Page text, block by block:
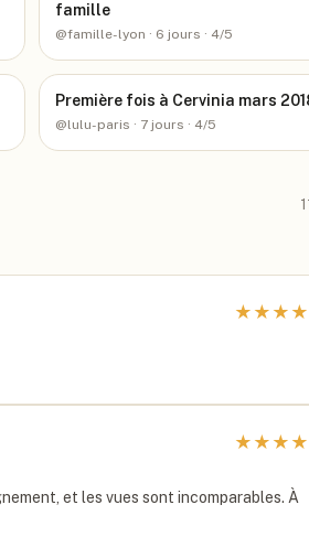
famille
@famille-lyon · 6 jours · 4/5
Première fois à Cervinia mars
@lulu-paris · 7 jours · 4/5
★ ★ ★ ★
★ ★ ★ ★
et les vues sont incomparables. À